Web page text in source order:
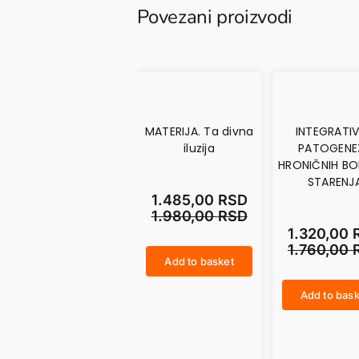
Povezani proizvodi
MATERIJA. Ta divna
iluzija
1.980,00RSD
1.485,00 RSD
Add to basket
HRONIČNIH
1.760,00
1.320,00
Add to